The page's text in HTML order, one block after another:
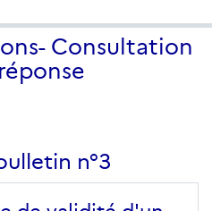
Consultation
n°3